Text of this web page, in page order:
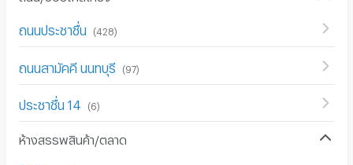
ถนนประชาชื่น (428)
ถนนสามัคคี นนทบุรี (97)
ประชาชื่น 14 (6)
ห้างสรรพสินค้า/ตลาด